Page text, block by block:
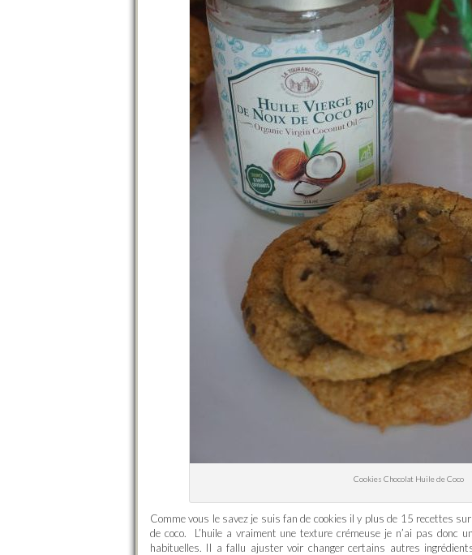
Cookies Chocolat Huile de Coco
Comme vous le savez je suis fan de cookies il y plus de 15 recettes
de coco. L’huile a vraiment une texture crémeuse je n’ai pas donc
habituelles. Il a fallu ajuster voir changer certains autres